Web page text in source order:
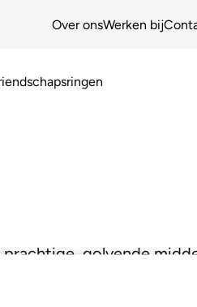
Over onsWerken bij
golvende